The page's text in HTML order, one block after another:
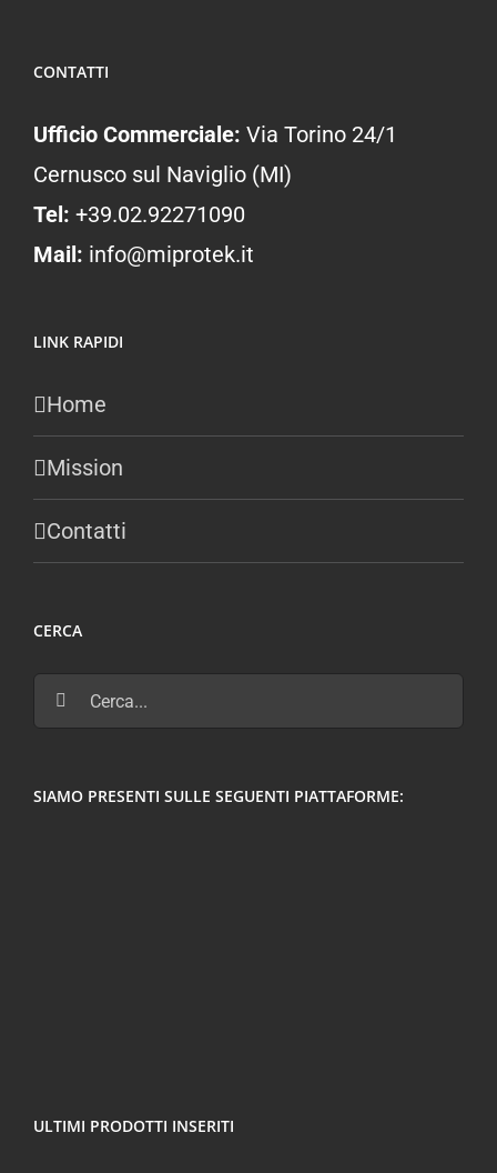
CONTATTI
Ufficio Commerciale: Via Torino 24/1
Cernusco sul Naviglio (MI)
Tel: +39.02.92271090
Mail: info@miprotek.it
LINK RAPIDI
Home
Mission
Contatti
CERCA
Cerca
per:
SIAMO PRESENTI SULLE SEGUENTI PIATTAFORME:
ULTIMI PRODOTTI INSERITI